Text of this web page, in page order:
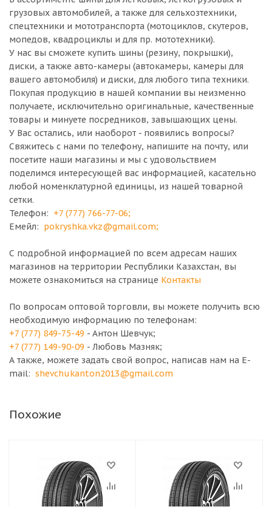
грузовых автомобилей, а также для сельхозтехники,
спецтехники и мототранспорта (мотоциклов, скутеров,
мопедов, квадроциклы и для пр. мототехники).
У нас вы сможете купить шины (резину, покрышки),
диски, а также авто-камеры (автокамеры, камеры для
вашего автомобиля) и диски, для любого типа техники.
Покупая продукцию в нашей компании вы неизменно
получаете, исключительно оригинальные, качественные
товары и минуете посредников, завышающих цены.
У Вас остались, или наоборот - появились вопросы?
Свяжитесь с нами по телефону, напишите на почту, или
посетите наши магазины и мы с удовольствием
поделимся интересующей вас информацией, касательно
любой номенклатурной единицы, из нашей товарной
сетки.
Телефон: +7 (777) 766-77-06;
Емейл: pokryshka.vkz@gmail.com;
С подробной информацией по всем адресам наших
магазинов на территории Республики Казахстан, вы
можете ознакомиться на странице Контакты
По вопросам оптовой торговли, вы можете получить всю
необходимую информацию по телефонам:
+7 (777) 849-75-49 - Антон Шевчук;
+7 (777) 149-90-09 - Любовь Мазняк;
А также, можете задать свой вопрос, написав нам на E-
mail: shevchukanton2013@gmail.com
Похожие